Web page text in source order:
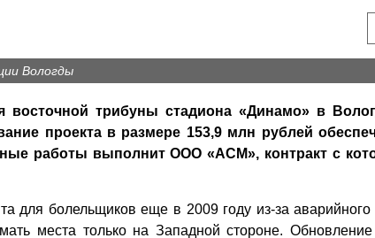
Вологды
восточной трибуны стадиона «Динамо» в
проекта в размере 153,9 млн рублей
работы выполнит ООО «АСМ», контракт с
для болельщиков еще в 2009 году из-за аварийного
места только на Западной стороне.